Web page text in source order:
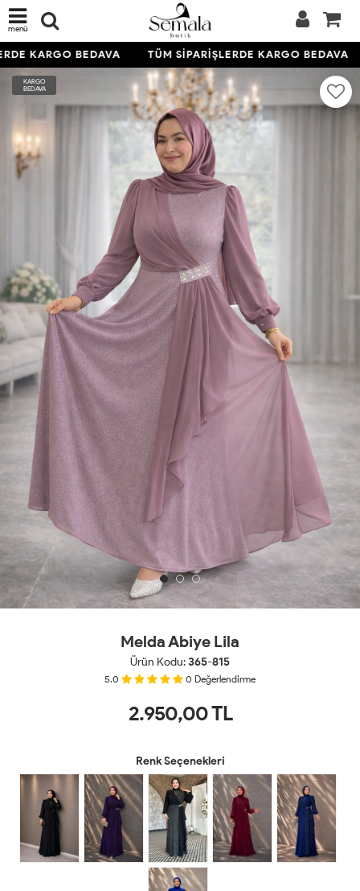
menü
KARGO BEDAVA TÜM SİPARİŞLERDE KARGO BEDAVA
KARGO
BEDAVA
Melda Abiye Lila
Ürün Kodu:365-815
5.0 0 Değerlendirme
2.950,00TL
Renk Seçenekleri